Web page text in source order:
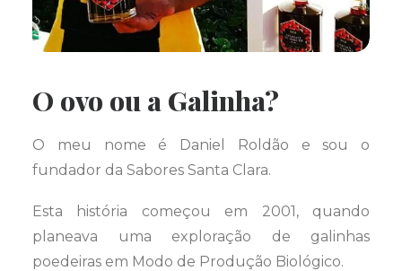
O ovo ou a Galinha?
O meu nome é Daniel Roldão e sou o
fundador da Sabores Santa Clara.
Esta história começou em 2001, quando
planeava uma exploração de galinhas
poedeiras em Modo de Produção Biológico.